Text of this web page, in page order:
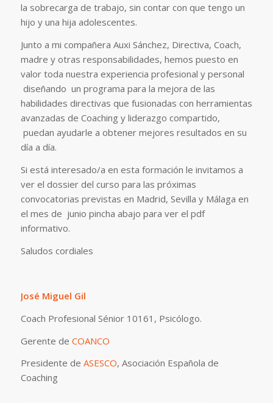
la sobrecarga de trabajo, sin contar con que tengo un
hijo y una hija adolescentes.
Junto a mi compañera Auxi Sánchez, Directiva, Coach,
madre y otras responsabilidades, hemos puesto en
valor toda nuestra experiencia profesional y personal
diseñando un programa para la mejora de las
habilidades directivas que fusionadas con herramientas
avanzadas de Coaching y liderazgo compartido,
puedan ayudarle a obtener mejores resultados en su
día a día.
Si está interesado/a en esta formación le invitamos a
ver el dossier del curso para las próximas
convocatorias previstas en Madrid, Sevilla y Málaga en
el mes de junio pincha abajo para ver el pdf
informativo.
Saludos cordiales
José Miguel Gil
Coach Profesional Sénior 10161, Psicólogo.
Gerente de COANCO
Presidente de ASESCO, Asociación Española de
Coaching